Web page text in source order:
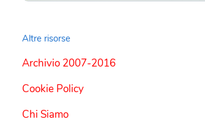
Altre risorse
Archivio 2007-2016
Cookie Policy
Chi Siamo